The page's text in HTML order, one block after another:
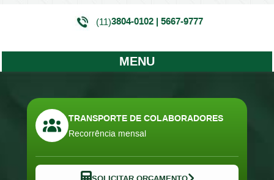
(11)3804-0102 | 5667-9777
MENU
TRANSPORTE DE COLABORADORES
Recorrência mensal
SOLICITAR ORÇAMENTO